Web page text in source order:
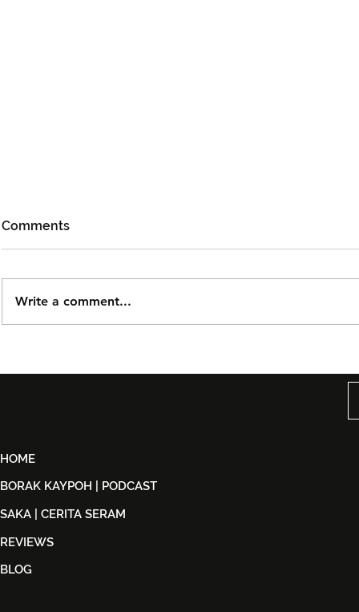
Dijual
Comments
Write a comment...
HOME
BORAK KAYPOH | PODCAST
SAKA | CERITA SERAM
REVIEWS
BLOG